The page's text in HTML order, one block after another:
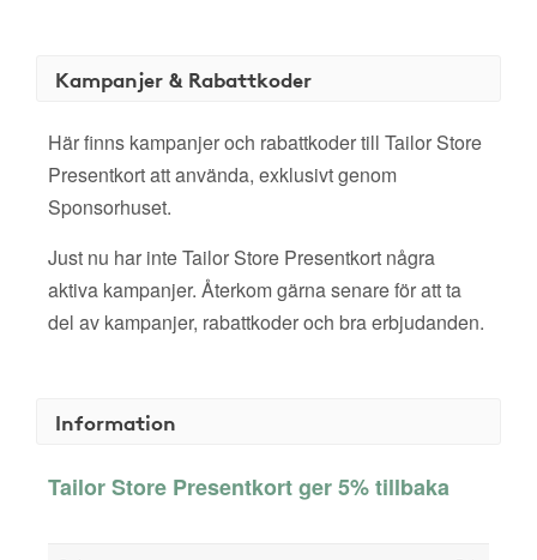
Kampanjer & Rabattkoder
Här finns kampanjer och rabattkoder till Tailor Store
Presentkort att använda, exklusivt genom
Sponsorhuset.
Just nu har inte Tailor Store Presentkort några
aktiva kampanjer. Återkom gärna senare för att ta
del av kampanjer, rabattkoder och bra erbjudanden.
Information
Tailor Store Presentkort ger 5% tillbaka